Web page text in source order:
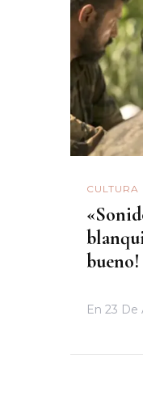
CULTURA
bueno!
En 23 De